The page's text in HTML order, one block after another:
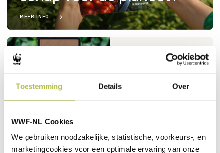
Toestemming Details Over
WWF-NL Cookies
We gebruiken noodzakelijke, statistische, voorkeurs-, en
marketingcookies voor een optimale ervaring van onze
MEER INFO
Notenatlas van
MEER INFO
Robuust Voedsel in
2030